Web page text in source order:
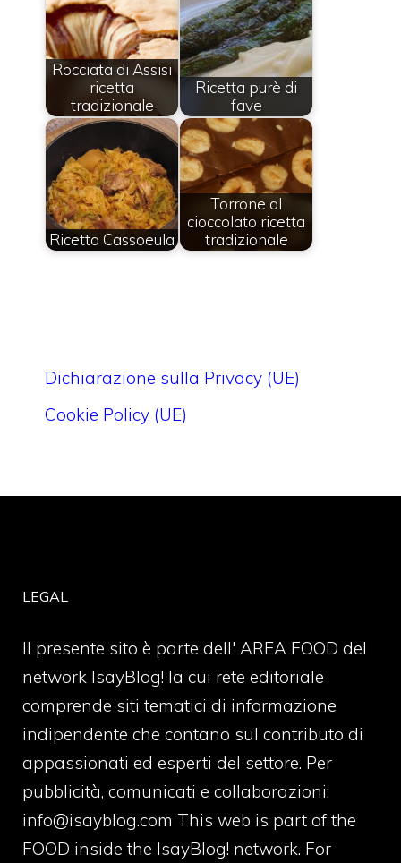
Rocciata di Assisi
ricetta
tradizionale
Ricetta purè di
fave
Ricetta Cassoeula
Torrone al
cioccolato ricetta
tradizionale
Dichiarazione sulla Privacy (UE)
Cookie Policy (UE)
LEGAL
Il presente sito è parte dell' AREA FOOD del
network IsayBlog! la cui rete editoriale
comprende siti tematici di informazione
indipendente che contano sul contributo di
appassionati ed esperti del settore. Per
pubblicità, comunicati e collaborazioni:
info@isayblog.com This web is part of the
FOOD inside the IsayBlog! network. For